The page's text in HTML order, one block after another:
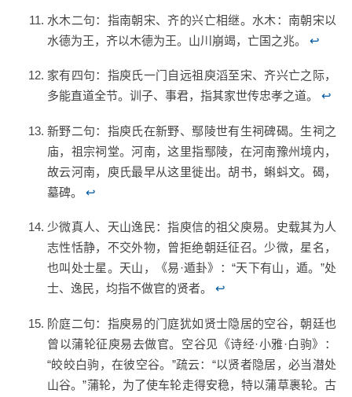
水木二句：指南朝宋、齐的兴亡相继。水木：南朝宋以
水德为王，齐以木德为王。山川崩竭，亡国之兆。 ↩
家有四句：指庾氏一门自远祖庾滔至宋、齐兴亡之际，
多能直道全节。训子、事君，指其家世传忠孝之道。 ↩
新野二句：指庾氏在新野、鄢陵世有生祠碑碣。生祠之
庙，祖宗祠堂。河南，这里指鄢陵，在河南豫州境内，
故云河南，庾氏最早从这里徙出。胡书，蝌蚪文。碣，
墓碑。 ↩
少微真人、天山逸民：指庾信的祖父庾易。史载其为人
志性恬静，不交外物，曾拒绝朝廷征召。少微，星名，
也叫处士星。天山，《易·遁卦》：“天下有山，遁。”处
士、逸民，均指不做官的贤者。 ↩
阶庭二句：指庾易的门庭犹如贤士隐居的空谷，朝廷也
曾以蒲轮征庾易去做官。空谷见《诗经·小雅·白驹》：
“皎皎白驹，在彼空谷。”疏云：“以贤者隐居，必当潜处
山谷。”蒲轮，为了使车轮走得安稳，特以蒲草裹轮。古